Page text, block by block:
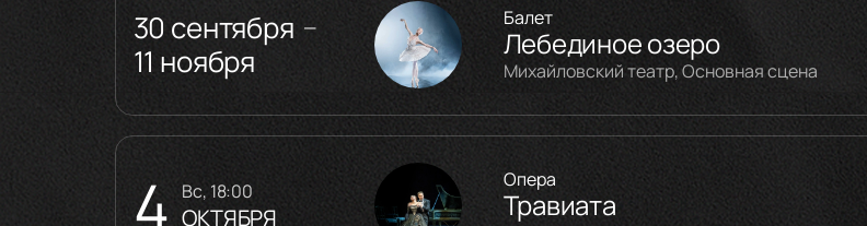
30 сентября —
11 ноября
Балет
Лебединое озеро
Михайловский театр, Основная сцена
4 вс, 18:00
ОКТЯБРЯ
Опера
Травиата